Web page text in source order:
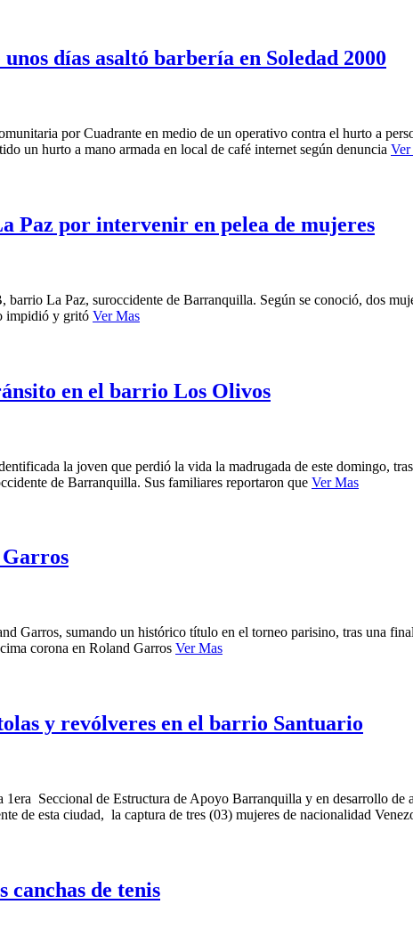
días asaltó barbería en Soledad 2000
por Cuadrante en medio de un operativo contra el hurto a
un hurto a mano armada en local de café internet según denuncia
Paz por intervenir en pelea de mujeres
La Paz, suroccidente de Barranquilla. Según se conoció, dos
impidió y gritó Ver Mas
en el barrio Los Olivos
la joven que perdió la vida la madrugada de este domingo,
de Barranquilla. Sus familiares reportaron que Ver Mas
Garros
Garros, sumando un histórico título en el torneo parisino, tras una
corona en Roland Garros Ver Mas
y revólveres en el barrio Santuario
Seccional de Estructura de Apoyo Barranquilla y en desarrollo de
de esta ciudad, la captura de tres (03) mujeres de nacionalidad
de tenis